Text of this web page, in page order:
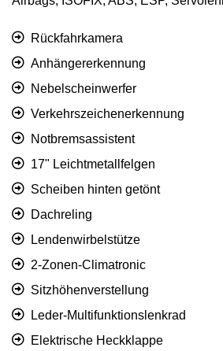
Rückfahrkamera
Anhängererkennung
Nebelscheinwerfer
Verkehrszeichen­erkennung
Notbremsassistent
17" Leichtmetallfelgen
Scheiben hinten getönt
Dachreling
Lendenwirbelstütze
2-Zonen-Climatronic
Sitzhöhenverstellung
Leder-Multifunktionslenkrad
Elektrische Heckklappe